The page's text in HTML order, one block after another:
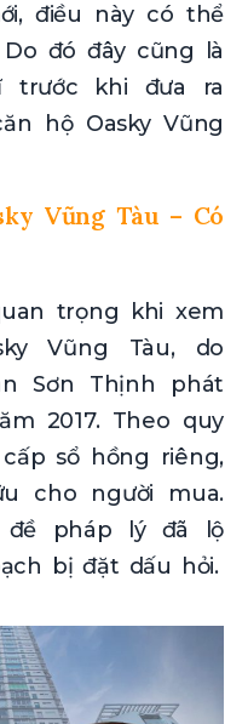
điều này có thể
đó đây cũng là
trước khi đưa ra
hộ Oasky Vũng
Vũng Tàu – Có
trọng khi xem
Vũng Tàu, do
Sơn Thịnh phát
2017. Theo quy
sổ hồng riêng,
cho người mua.
đề pháp lý đã lộ
bị đặt dấu hỏi.